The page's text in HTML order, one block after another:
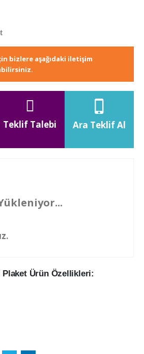
bizlere aşağıdaki iletişim
Teklif Talebi Ara Teklif Al
Ürün Özellikleri: